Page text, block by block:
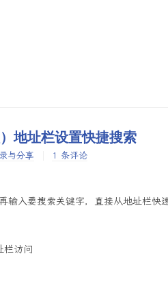
地址栏设置快捷搜索
与分享 1 条评论
输入要搜索关键字，直接从地址栏快
栏访问